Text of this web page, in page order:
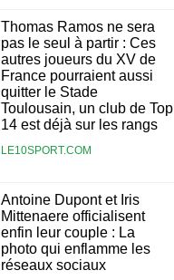
Thomas Ramos ne sera
pas le seul à partir : Ces
autres joueurs du XV de
France pourraient aussi
quitter le Stade
Toulousain, un club de Top
14 est déjà sur les rangs
LE10SPORT.COM
Antoine Dupont et Iris
Mittenaere officialisent
enfin leur couple : La
photo qui enflamme les
réseaux sociaux